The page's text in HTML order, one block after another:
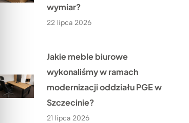
wymiar?
22 lipca 2026
Jakie meble biurowe
wykonaliśmy w ramach
modernizacji oddziału PGE w
Szczecinie?
21 lipca 2026